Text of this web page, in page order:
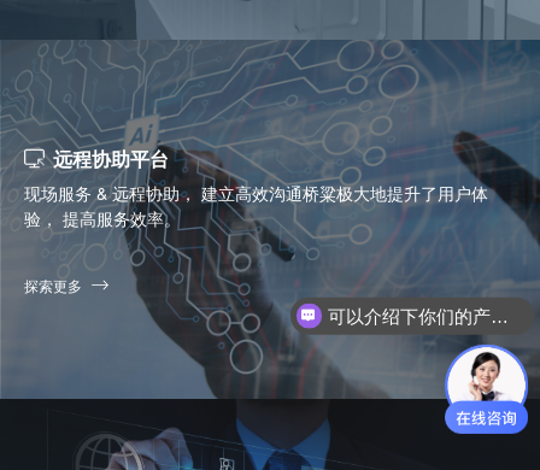
远程协助平台
现场服务 & 远程协助， 建立高效沟通桥粱极大地提升了用户体
验， 提高服务效率。
探索更多
你们是怎么收费的呢？